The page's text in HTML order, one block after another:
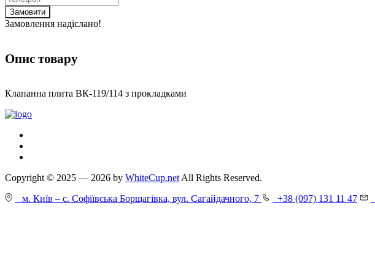
Замовити
Замовлення надіслано!
Опис товару
Клапанна плита ВК-119/114 з прокладками
Copyright © 2025 — 2026 by WhiteCup.netAll Rights Reserved.
м. Київ – с. Софіївська Борщагівка, вул. Сагайдачного, 7
+38 (097) 131 11 47